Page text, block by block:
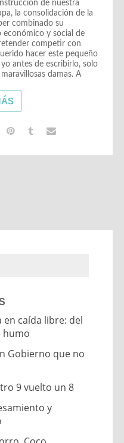
de nuestra
la consolidación de la
combinado su
y social de
competir con
hacer este pequeño
antes de escribirlo, solo
damas. A
en caída libre: del
humo
Gobierno que no
9 vuelto un 8
y